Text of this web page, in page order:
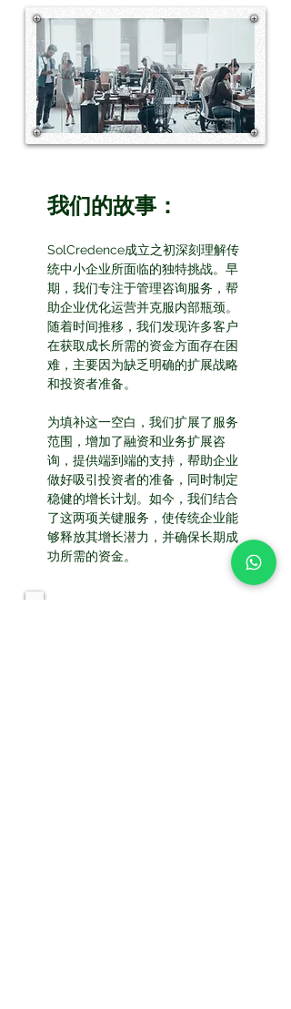
我们的故事：
SolCredence成立之初深刻理解传
统中小企业所面临的独特挑战。早
期，我们专注于管理咨询服务，帮
助企业优化运营并克服内部瓶颈。
随着时间推移，我们发现许多客户
在获取成长所需的资金方面存在困
难，主要因为缺乏明确的扩展战略
和投资者准备。
为填补这一空白，我们扩展了服务
范围，增加了融资和业务扩展咨
询，提供端到端的支持，帮助企业
做好吸引投资者的准备，同时制定
稳健的增长计划。如今，我们结合
了这两项关键服务，使传统企业能
够释放其增长潜力，并确保长期成
功所需的资金。